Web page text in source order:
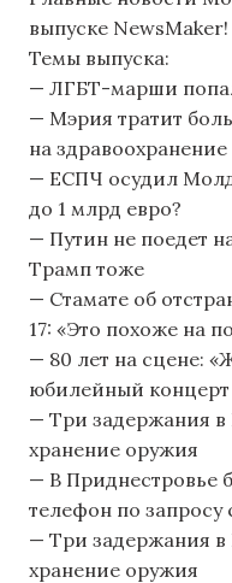
выпуске NewsMaker!
Темы выпуска:
— ЛГБТ-марши
— Мэрия тратит
на здравоохранение
— ЕСПЧ осудил
до 1 млрд евро?
— Путин не поедет
Трамп тоже
— Стамате об
17: «Это похоже на
— 80 лет на сцене:
юбилейный концерт
— Три задержания в
хранение оружия
— В Приднестровье
телефон по запросу
— Три задержания в
хранение оружия